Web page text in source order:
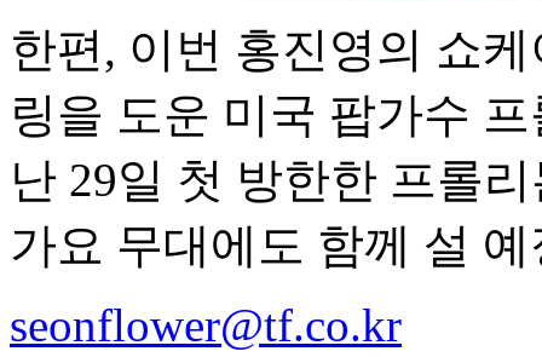
한편, 이번 홍진영의 쇼
링을 도운 미국 팝가수
난 29일 첫 방한한 프롤
가요 무대에도 함께 설
seonflower@tf.co.kr